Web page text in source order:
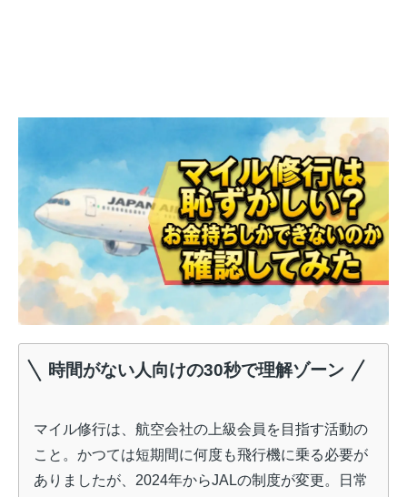
時間がない人向けの30秒で理解ゾーン
マイル修行は、航空会社の上級会員を目指す活動の
こと。かつては短期間に何度も飛行機に乗る必要が
ありましたが、2024年からJALの制度が変更。日常